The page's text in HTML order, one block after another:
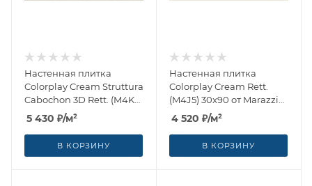
Настенная плитка
Colorplay Cream Struttura
Cabochon 3D Rett. (M4KR)
30x90 от Marazzi Italy
(Италия)
5 430 ₽/м²
В КОРЗИНУ
Настенная плитка
Colorplay Cream Rett.
(M4J5) 30x90 от Marazzi
Italy (Италия)
4 520 ₽/м²
В КОРЗИНУ